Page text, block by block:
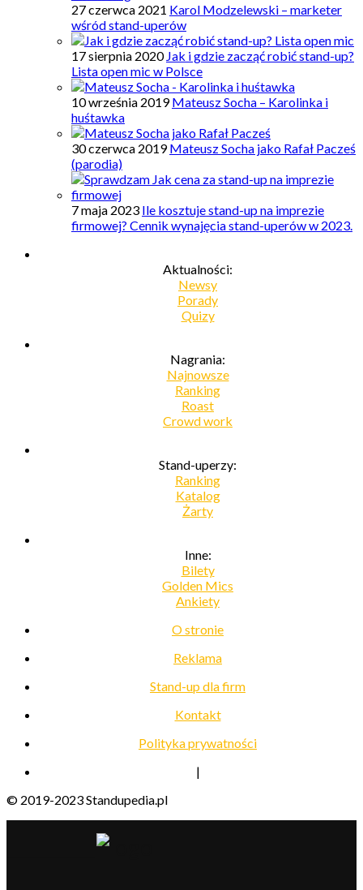
27 czerwca 2021 Karol Modzelewski – marketer
wśród stand-uperów
17 sierpnia 2020 Jak i gdzie zacząć robić stand-up?
Lista open mic w Polsce
10 września 2019 Mateusz Socha – Karolinka i
huśtawka
30 czerwca 2019 Mateusz Socha jako Rafał Pacześ
(parodia)
7 maja 2023 Ile kosztuje stand-up na imprezie
firmowej? Cennik wynajęcia stand-uperów w 2023.
Aktualności:
Newsy
Porady
Quizy
Nagrania:
Najnowsze
Ranking
Roast
Crowd work
Stand-uperzy:
Ranking
Katalog
Żarty
Inne:
Bilety
Golden Mics
Ankiety
O stronie
Reklama
Stand-up dla firm
Kontakt
Polityka prywatności
|
© 2019-2023 Standupedia.pl